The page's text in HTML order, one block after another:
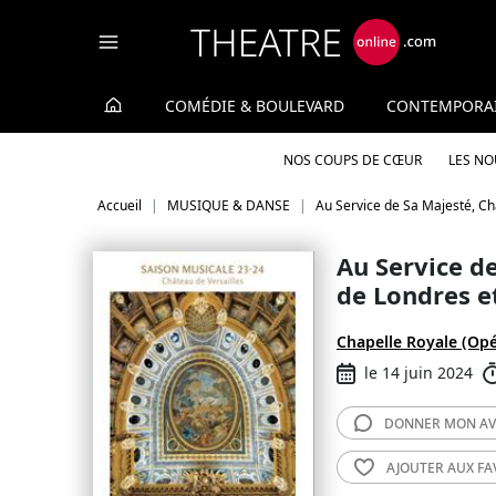
COMÉDIE & BOULEVARD
NOS COUPS DE CŒUR LES
Accueil MUSIQUE & DANSE Au Service de Sa Majesté,
Au Service
de Londres
Chapelle Royale
le 14 juin 2024
DONNER MON
AJOUTER AUX